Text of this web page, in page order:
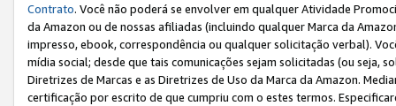
Contrato. Você não poderá se envolver em qualquer Atividade
da Amazon ou de nossas afiliadas (incluindo qualquer Marca da
impresso, ebook, correspondência ou qualquer solicitação verbal).
mídia social; desde que tais comunicações sejam solicitadas (ou seja,
Diretrizes de Marcas e as Diretrizes de Uso da Marca da Amazon.
certificação por escrito de que cumpriu com o estes termos.